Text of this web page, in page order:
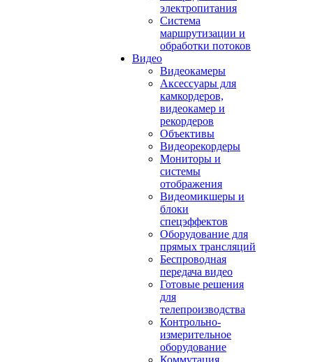
электропитания
Система
маршрутизации и
обработки потоков
Видео
Видеокамеры
Аксессуары для
камкордеров,
видеокамер и
рекордеров
Объективы
Видеорекордеры
Мониторы и
системы
отображения
Видеомикшеры и
блоки
спецэффектов
Оборудование для
прямых трансляций
Беспроводная
передача видео
Готовые решения
для
телепроизводства
Контрольно-
измерительное
оборудование
Коммутация